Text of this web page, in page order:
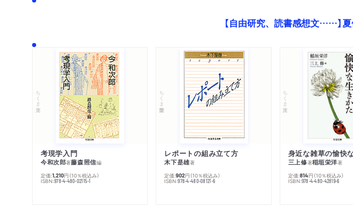
【自由研究、読書感想文……】
ちくま文庫
考現学入門
今和次郎著藤森照信編
定価:1,210円 （10％税込み）
ISBN:978-4-480-02115-1
ちくま学芸文庫
レポートの組み立て方
木下是雄著
定価:902円 （10％税込み）
ISBN:978-4-480-08121-6
ちくま文庫
身近な雑草の愉快
三上修著稲垣栄洋著
定価:814円 （10％税込み）
ISBN:978-4-480-42819-6